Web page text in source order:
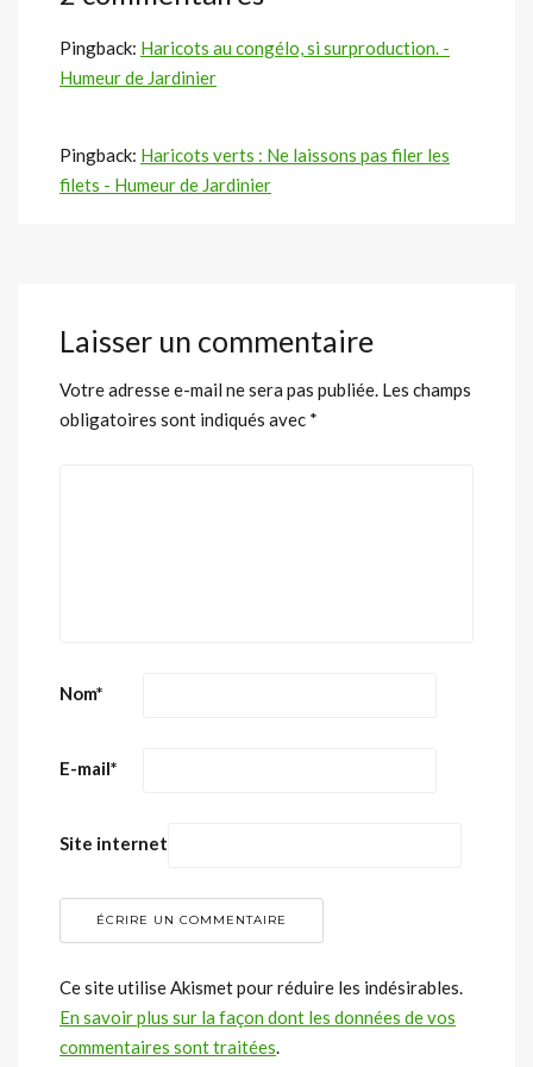
Pingback: Haricots au congélo, si surproduction. -
Humeur de Jardinier
Pingback: Haricots verts : Ne laissons pas filer les
filets - Humeur de Jardinier
Laisser un commentaire
Votre adresse e-mail ne sera pas publiée. Les champs
obligatoires sont indiqués avec *
Nom*
E-mail*
Site internet
Ce site utilise Akismet pour réduire les indésirables.
En savoir plus sur la façon dont les données de vos
commentaires sont traitées.